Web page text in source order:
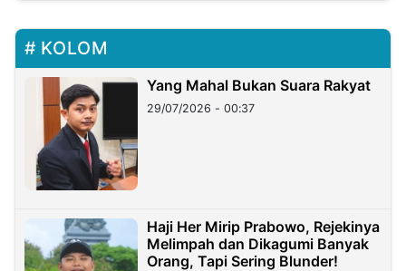
KOLOM
Yang Mahal Bukan Suara Rakyat
29/07/2026 - 00:37
Haji Her Mirip Prabowo, Rejekinya
Melimpah dan Dikagumi Banyak
Orang, Tapi Sering Blunder!